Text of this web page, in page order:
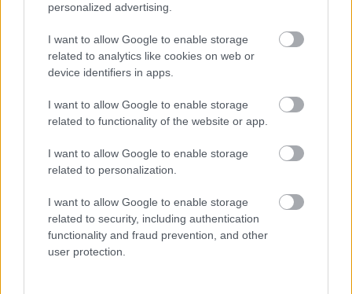
personalized advertising.
I want to allow Google to enable storage
related to analytics like cookies on web or
device identifiers in apps.
I want to allow Google to enable storage
related to functionality of the website or app.
I want to allow Google to enable storage
related to personalization.
I want to allow Google to enable storage
related to security, including authentication
functionality and fraud prevention, and other
user protection.